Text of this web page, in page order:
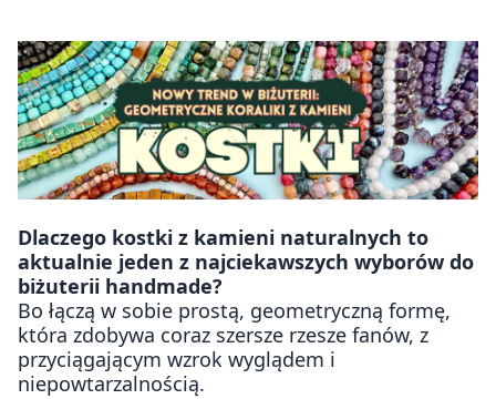
Dlaczego kostki z kamieni naturalnych to
aktualnie jeden z najciekawszych wyborów do
biżuterii handmade?
Bo łączą w sobie prostą, geometryczną formę,
która zdobywa coraz szersze rzesze fanów, z
przyciągającym wzrok wyglądem i
niepowtarzalnością.